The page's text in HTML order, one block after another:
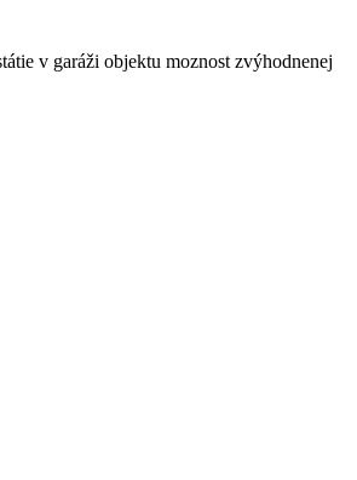
v garáži objektu moznost zvýhodnenej